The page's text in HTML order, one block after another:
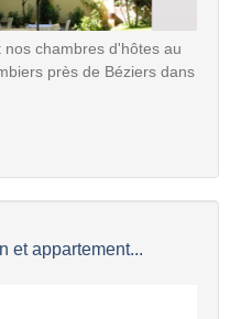
chambres d'hôtes au
près de Béziers dans
et appartement...